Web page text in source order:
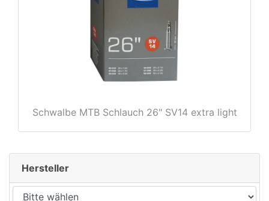
Schwalbe MTB Schlauch 26" SV14 extra light
Hersteller